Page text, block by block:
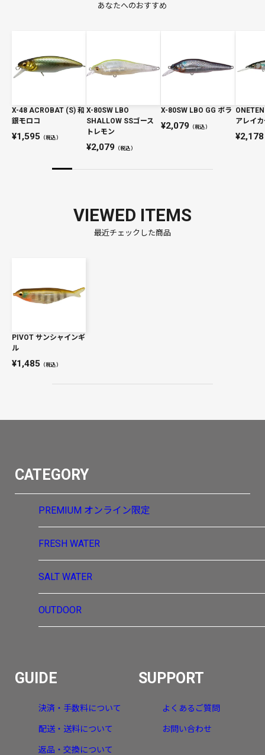
あなたへのおすすめ
X-48 ACROBAT (S) 和
銀モロコ
1,595 （税込）
X-80SW LBO
SHALLOW SSゴース
トレモン
2,079（税込）
X-80SW LBO GG ボラ
2,079（税込）
アレイカ
2,178
VIEWED ITEMS
最近チェックした商品
PIVOT サンシャインギ
ル
1,485 （税込）
CATEGORY
PREMIUM オンライン限定
FRESH WATER
SALT WATER
OUTDOOR
GUIDE
決済・手数料について
配送・送料について
返品・交換について
SUPPORT
よくあるご質問
お問い合わせ